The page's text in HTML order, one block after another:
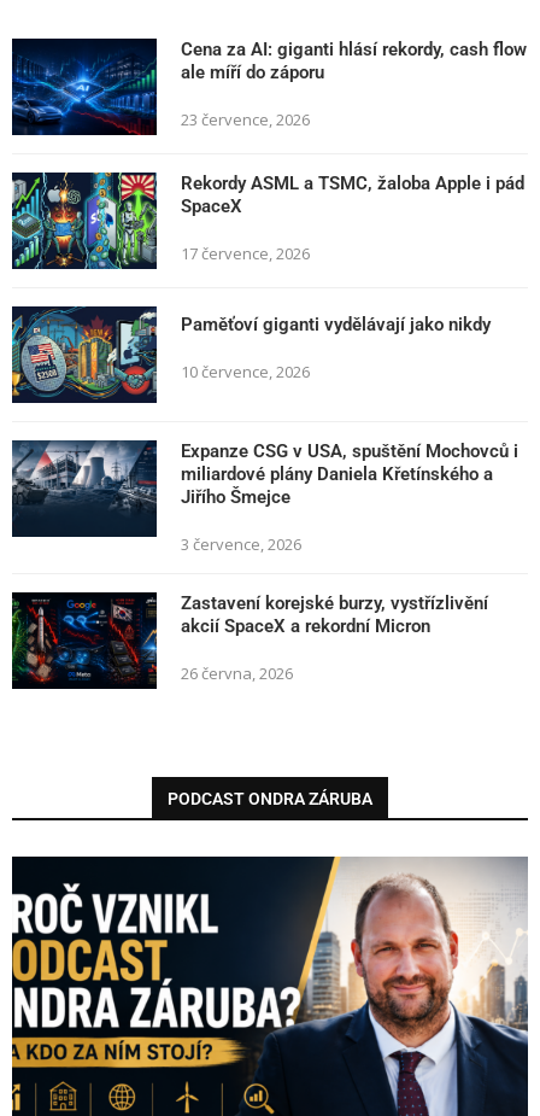
Cena za AI: giganti hlásí rekordy, cash flow
ale míří do záporu
23 července, 2026
Rekordy ASML a TSMC, žaloba Apple i pád
SpaceX
17 července, 2026
Paměťoví giganti vydělávají jako nikdy
10 července, 2026
Expanze CSG v USA, spuštění Mochovců i
miliardové plány Daniela Křetínského a
Jiřího Šmejce
3 července, 2026
Zastavení korejské burzy, vystřízlivění
akcií SpaceX a rekordní Micron
26 června, 2026
PODCAST ONDRA ZÁRUBA